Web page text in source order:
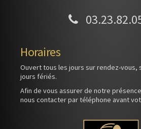
Horaires
Ouvert tous les jours sur rendez-vous,
jours fériés.
Afin de vous assurer de notre
nous contacter par téléphone avant